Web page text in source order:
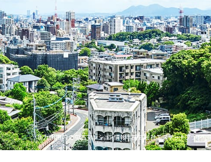
北九州市内の中古マンション情報 | 株式会社エステートプラン